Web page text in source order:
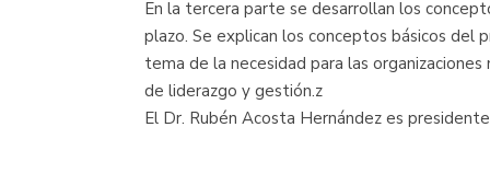
En la tercera parte se desarrollan los
plazo. Se explican los conceptos básicos
tema de la necesidad para las
de liderazgo y gestión.z
El Dr. Rubén Acosta Hernández es